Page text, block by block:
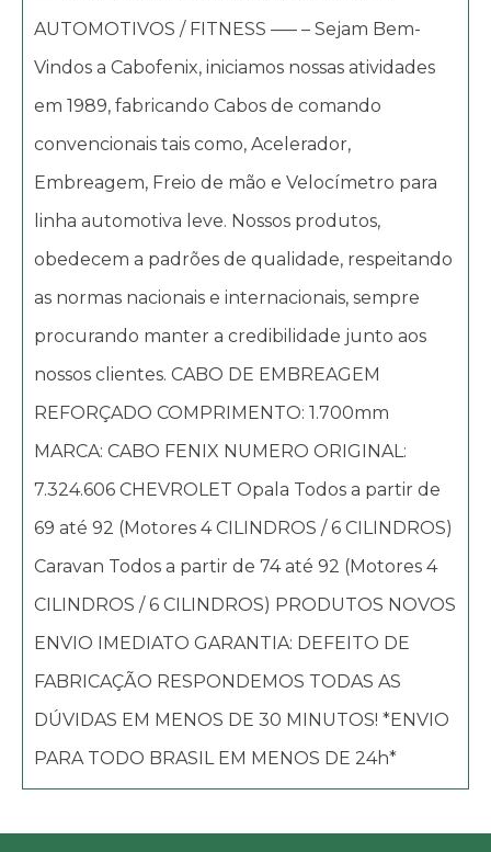
AUTOMOTIVOS / FITNESS —– – Sejam Bem-
Vindos a Cabofenix, iniciamos nossas atividades
em 1989, fabricando Cabos de comando
convencionais tais como, Acelerador,
Embreagem, Freio de mão e Velocímetro para
linha automotiva leve. Nossos produtos,
obedecem a padrões de qualidade, respeitando
as normas nacionais e internacionais, sempre
procurando manter a credibilidade junto aos
nossos clientes. CABO DE EMBREAGEM
REFORÇADO COMPRIMENTO: 1.700mm
MARCA: CABO FENIX NUMERO ORIGINAL:
7.324.606 CHEVROLET Opala Todos a partir de
69 até 92 (Motores 4 CILINDROS / 6 CILINDROS)
Caravan Todos a partir de 74 até 92 (Motores 4
CILINDROS / 6 CILINDROS) PRODUTOS NOVOS
ENVIO IMEDIATO GARANTIA: DEFEITO DE
FABRICAÇÃO RESPONDEMOS TODAS AS
DÚVIDAS EM MENOS DE 30 MINUTOS! *ENVIO
PARA TODO BRASIL EM MENOS DE 24h*